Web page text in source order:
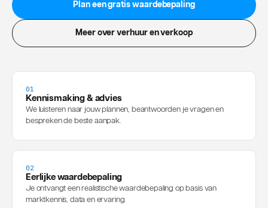
Plan een gratis waardebepaling
Meer over verhuur en verkoop
01
Kennismaking & advies
We luisteren naar jouw plannen, beantwoorden je vragen en
bespreken de beste aanpak.
02
Eerlijke waardebepaling
Je ontvangt een realistische waardebepaling op basis van
marktkennis, data en ervaring.